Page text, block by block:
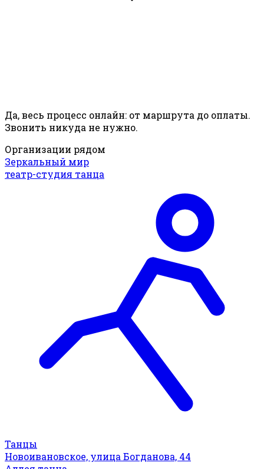
Да, весь процесс онлайн: от маршрута до оплаты.
Звонить никуда не нужно.
Организации рядом
Зеркальный мир
театр-студия танца
Танцы
Новоивановское, улица Богданова, 44